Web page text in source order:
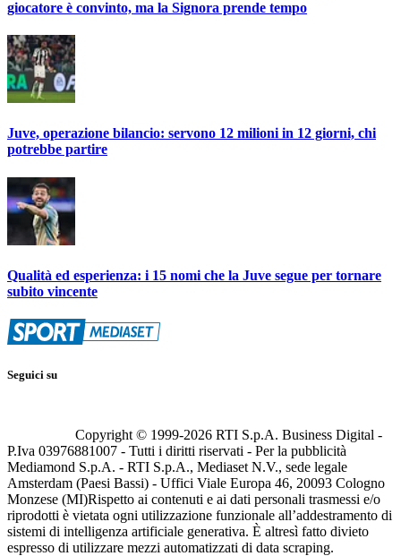
giocatore è convinto, ma la Signora prende tempo
Juve, operazione bilancio: servono 12 milioni in 12 giorni, chi
potrebbe partire
Qualità ed esperienza: i 15 nomi che la Juve segue per tornare
subito vincente
Seguici su
Copyright © 1999-2026 RTI S.p.A. Business Digital -
P.Iva 03976881007 - Tutti i diritti riservati - Per la pubblicità
Mediamond S.p.A. - RTI S.p.A., Mediaset N.V., sede legale
Amsterdam (Paesi Bassi) - Uffici Viale Europa 46, 20093 Cologno
Monzese (MI)Rispetto ai contenuti e ai dati personali trasmessi e/o
riprodotti è vietata ogni utilizzazione funzionale all’addestramento di
sistemi di intelligenza artificiale generativa. È altresì fatto divieto
espresso di utilizzare mezzi automatizzati di data scraping.